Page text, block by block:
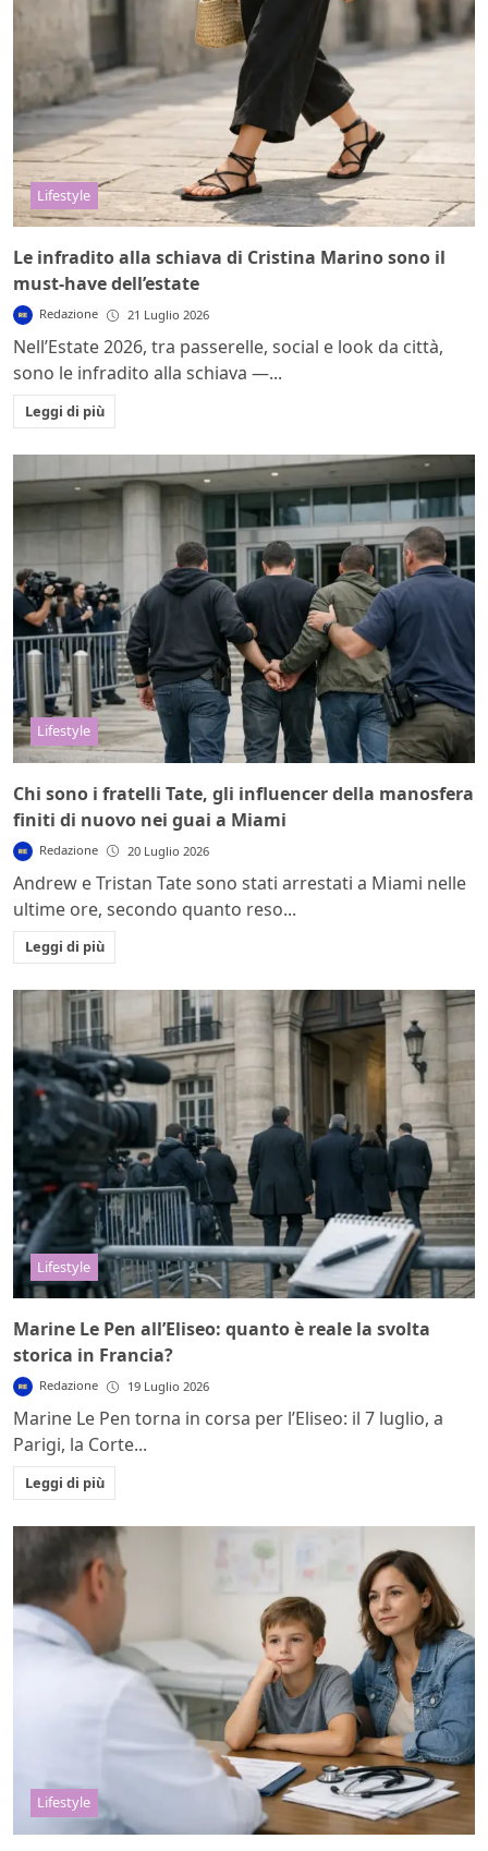
Lifestyle
Le infradito alla schiava di Cristina Marino sono il
must-have dell’estate
Redazione 21 Luglio 2026
Nell’Estate 2026, tra passerelle, social e look da città,
sono le infradito alla schiava —...
Leggi di più
Lifestyle
Chi sono i fratelli Tate, gli influencer della manosfera
finiti di nuovo nei guai a Miami
Redazione 20 Luglio 2026
Andrew e Tristan Tate sono stati arrestati a Miami nelle
ultime ore, secondo quanto reso...
Leggi di più
Lifestyle
Marine Le Pen all’Eliseo: quanto è reale la svolta
storica in Francia?
Redazione 19 Luglio 2026
Marine Le Pen torna in corsa per l’Eliseo: il 7 luglio, a
Parigi, la Corte...
Leggi di più
Lifestyle